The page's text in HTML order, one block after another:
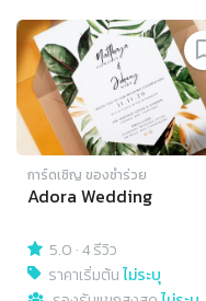
การ์ดเชิญ​ ของชำร่วย
Adora Wedding
5.0 ·4 รีวิว
ราคาเริ่มต้นไม่ระบุ